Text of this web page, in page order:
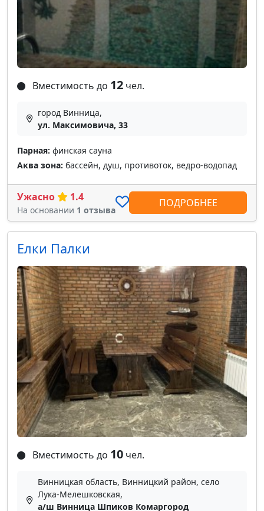
Вместимость до 12 чел.
город Винница,
ул. Максимовича, 33
Парная: финская сауна
Аква зона: бассейн, душ, противоток, ведро-водопад
Ужасно 1.4
На основании 1 отзыва
ПОДРОБНЕЕ
Елки Палки
Вместимость до 10 чел.
Винницкая область, Винницкий район, село
Лука-Мелешковская,
а/ш Винница Шпиков Комаргород